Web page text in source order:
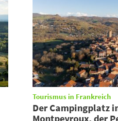
Tourismus in Frankreich
Der Campingplatz
Montpeyroux, der